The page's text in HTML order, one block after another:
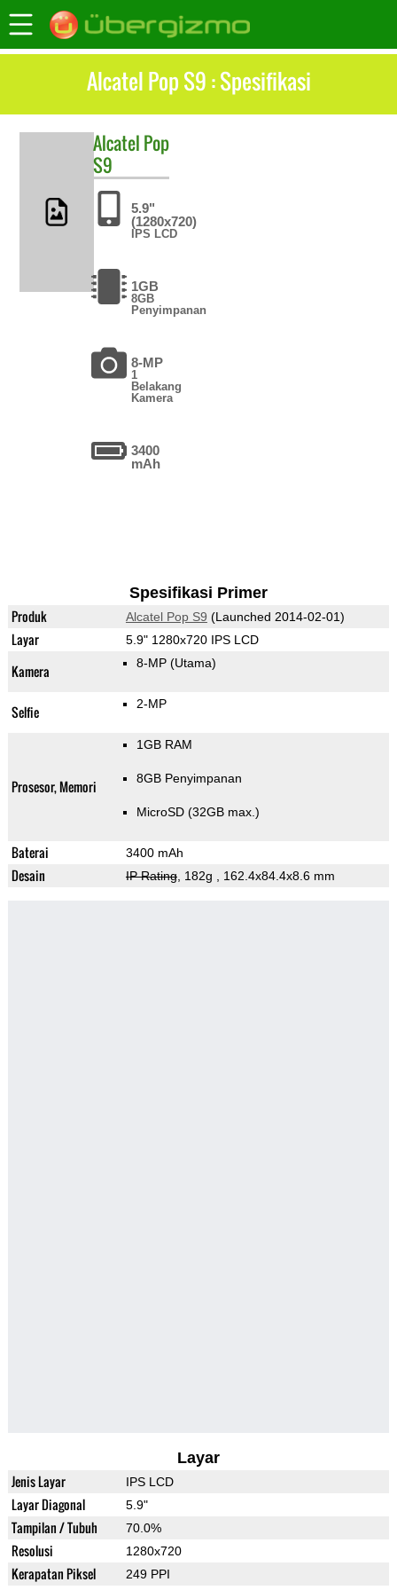
Alcatel Pop S9 : Spesifikasi
Alcatel Pop
S9
5.9"
(1280x720)
IPS LCD
1GB
8GB
Penyimpanan
8-MP
1
Belakang
Kamera
3400
mAh
Spesifikasi Primer
Produk Alcatel Pop S9 (Launched 2014-02-01)
Layar 5.9" 1280x720 IPS LCD
Kamera 8-MP (Utama)
Selfie 2-MP
Prosesor, Memori
1GB RAM
8GB Penyimpanan
MicroSD (32GB max.)
Baterai 3400 mAh
Desain IP Rating, 182g , 162.4x84.4x8.6 mm
Layar
Jenis Layar IPS LCD
Layar Diagonal 5.9"
Tampilan / Tubuh 70.0%
Resolusi 1280x720
Kerapatan Piksel 249 PPI